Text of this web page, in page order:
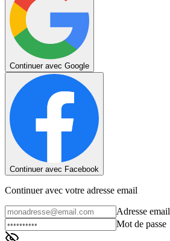
Continuer avec Google
Continuer avec Facebook
Continuer avec votre adresse email
Adresse email
Mot de passe